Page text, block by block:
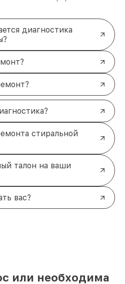
диагностика
стиральной
талон на ваши
вас?
или необходима